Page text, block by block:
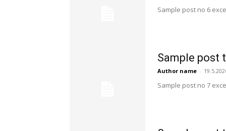
Sample post no 6
Sample post
Author name -
Sample post no 7